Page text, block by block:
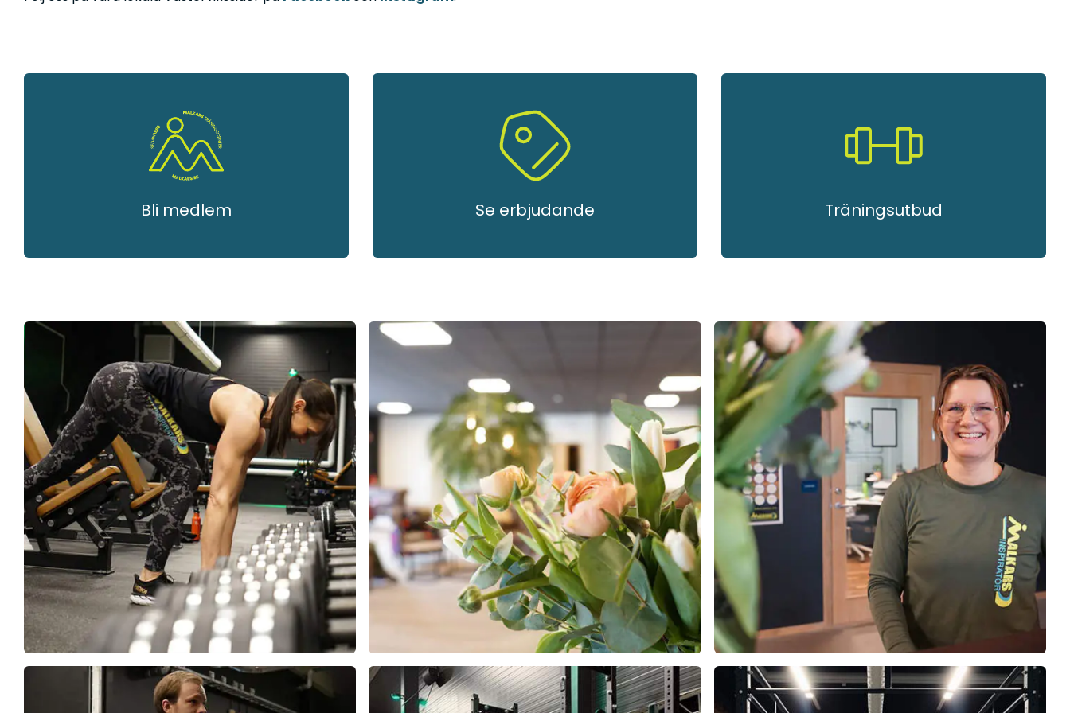
Bli medlem Se erbjudande Träningsutbud